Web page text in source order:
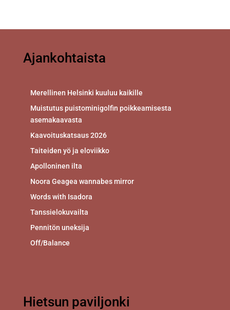
Ajankohtaista
Merellinen Helsinki kuuluu kaikille
Muistutus puistominigolfin poikkeamisesta
asemakaavasta
Kaavoituskatsaus 2026
Taiteiden yö ja eloviikko
Apolloninen ilta
Noora Geagea wannabes mirror
Words with Isadora
Tanssielokuvailta
Pennitön uneksija
Off/Balance
Hietsun paviljonki